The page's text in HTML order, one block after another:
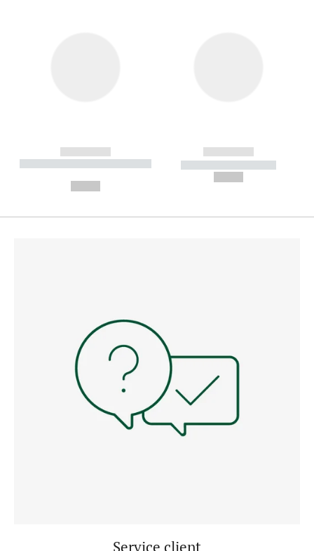
------------
----------- ----------- --------
------------
----------- -----------
Service client